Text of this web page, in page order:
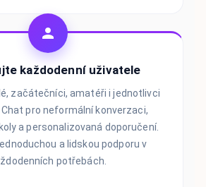
každodenní uživatele
začátečníci, amatéři i jednotlivci
Chat pro neformální konverzaci,
a personalizovaná doporučení.
a lidskou podporu v
potřebách.